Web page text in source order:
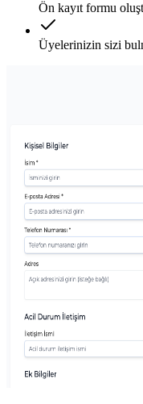
Ön kayıt formu
Üyelerinizin sizi